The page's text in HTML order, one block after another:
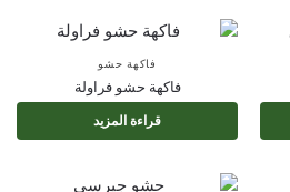
فاكهة حشو
فاكهة حشو فراولة
قراءة المزيد